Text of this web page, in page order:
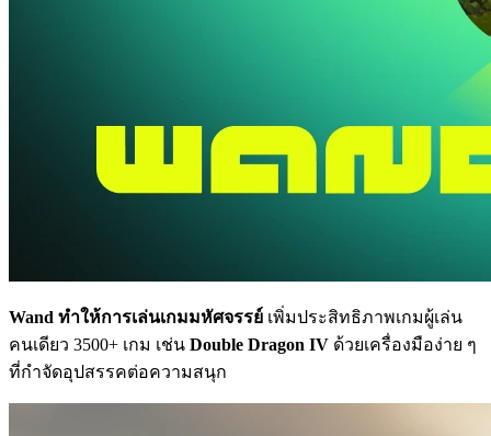
Wand ทำให้การเล่นเกมมหัศจรรย์ เพิ่มประสิทธิภาพเกมผู้เล่น
คนเดียว 3500+ เกม เช่น Double Dragon IV ด้วยเครื่องมือง่าย ๆ
ที่กำจัดอุปสรรคต่อความสนุก